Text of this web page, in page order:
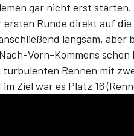
gar nicht erst starten.
ersten Runde direkt auf
langsam, aber
Vorn-Kommens
Rennen mit
Ziel war es Platz 16 (